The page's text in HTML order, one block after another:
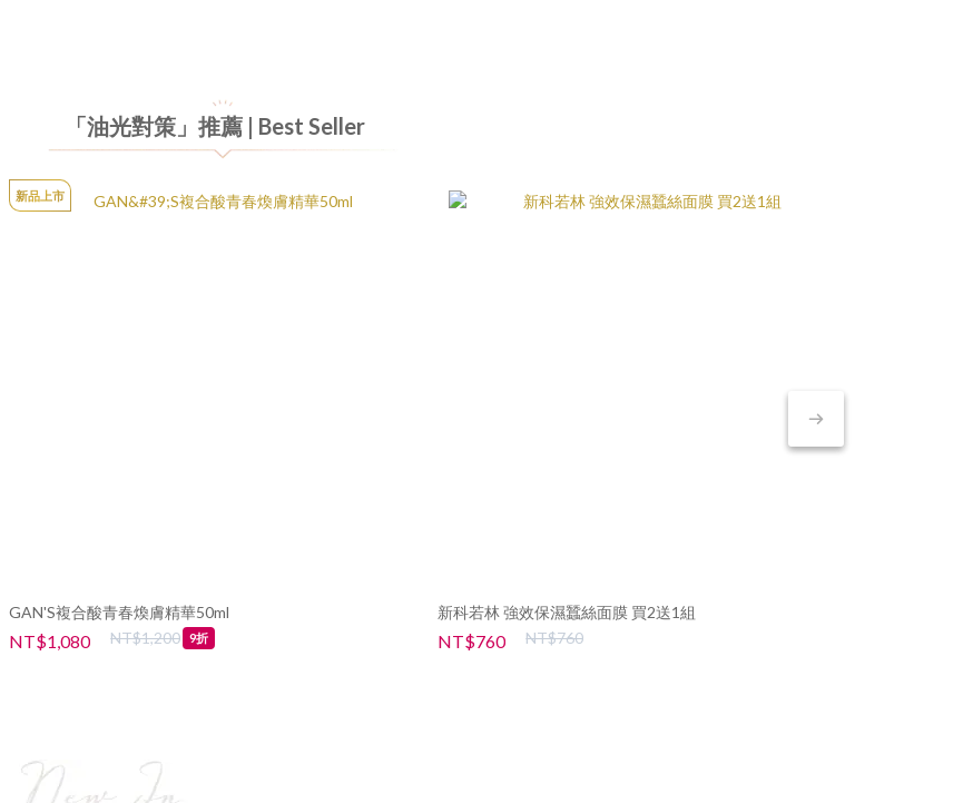
「油光對策」推薦 | Best Seller
新品上市
GAN'S複合酸青春煥膚精華50ml
NT$1,080 NT$1,200 9折
新科若林 強效保濕蠶絲面膜 買2送1組
NT$760 NT$760